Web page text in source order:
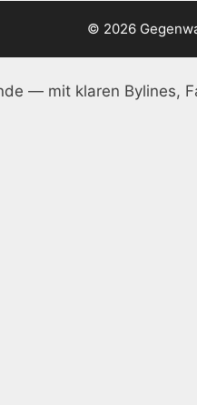
© 2026
— mit klaren Bylines,